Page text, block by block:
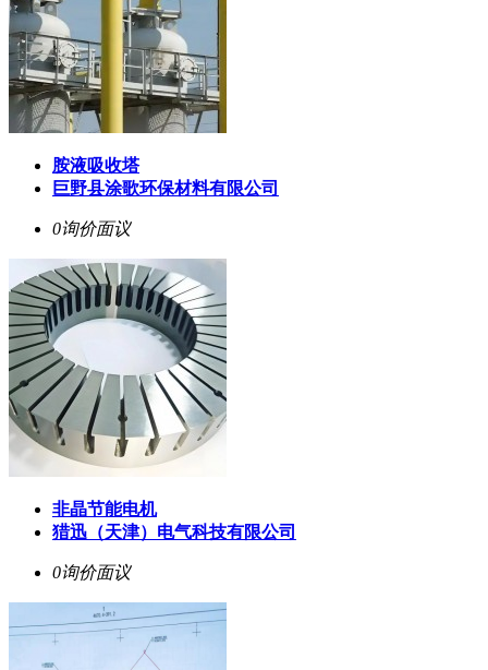
胺液吸收塔
巨野县涂歌环保材料有限公司
0询价面议
非晶节能电机
猎迅（天津）电气科技有限公司
0询价面议